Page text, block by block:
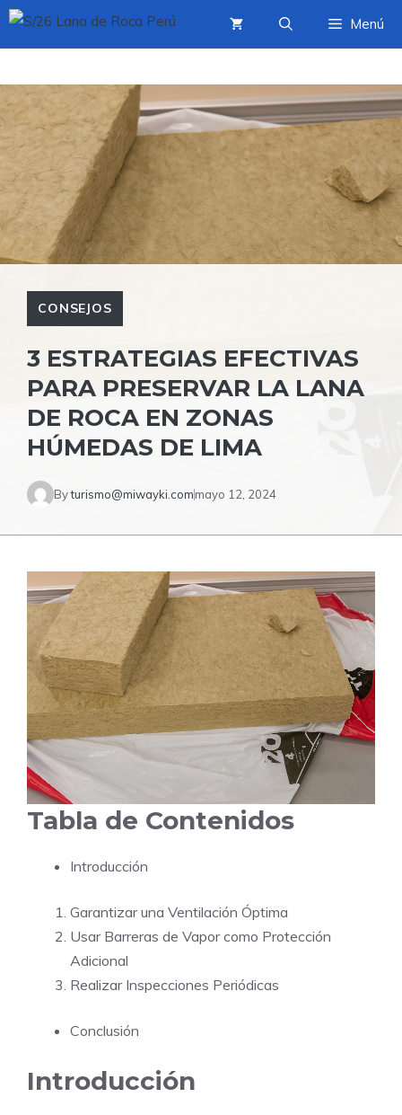
Saltar
Menú
CONSEJOS
3 ESTRATEGIAS EFECTIVAS
PARA PRESERVAR LA LANA
DE ROCA EN ZONAS
HÚMEDAS DE LIMA
Byturismo@miwayki.commayo 12, 2024
Tabla de Contenidos
Introducción
Garantizar una Ventilación Óptima
Usar Barreras de Vapor como Protección
Adicional
Realizar Inspecciones Periódicas
Conclusión
Introducción